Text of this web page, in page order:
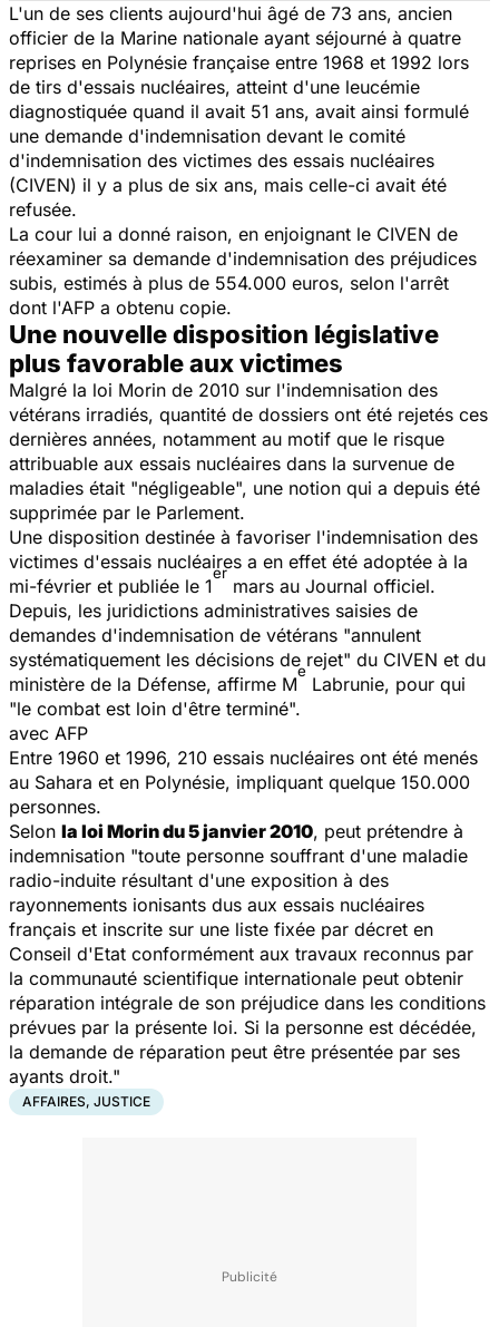
L'un de ses clients aujourd'hui âgé de 73 ans, ancien
officier de la Marine nationale ayant séjourné à quatre
reprises en Polynésie française entre 1968 et 1992 lors
de tirs d'essais nucléaires, atteint d'une leucémie
diagnostiquée quand il avait 51 ans, avait ainsi formulé
une demande d'indemnisation devant le comité
d'indemnisation des victimes des essais nucléaires
(CIVEN) il y a plus de six ans, mais celle-ci avait été
refusée.
La cour lui a donné raison, en enjoignant le CIVEN de
réexaminer sa demande d'indemnisation des préjudices
subis, estimés à plus de 554.000 euros, selon l'arrêt
dont l'AFP a obtenu copie.
Une nouvelle disposition législative
plus favorable aux victimes
Malgré la loi Morin de 2010 sur l'indemnisation des
vétérans irradiés, quantité de dossiers ont été rejetés ces
dernières années, notamment au motif que le risque
attribuable aux essais nucléaires dans la survenue de
maladies était "négligeable", une notion qui a depuis été
supprimée par le Parlement.
Une disposition destinée à favoriser l'indemnisation des
victimes d'essais nucléaires a en effet été adoptée à la
mi-février et publiée le 1
er
mars au Journal officiel.
Depuis, les juridictions administratives saisies de
demandes d'indemnisation de vétérans "annulent
systématiquement les décisions de rejet" du CIVEN et du
ministère de la Défense, affirme M
e
Labrunie, pour qui
"le combat est loin d'être terminé".
avec AFP
Entre 1960 et 1996, 210 essais nucléaires ont été menés
au Sahara et en Polynésie, impliquant quelque 150.000
personnes.
Selon la loi Morin du 5 janvier 2010, peut prétendre à
indemnisation "toute personne souffrant d'une maladie
radio-induite résultant d'une exposition à des
rayonnements ionisants dus aux essais nucléaires
français et inscrite sur une liste fixée par décret en
Conseil d'Etat conformément aux travaux reconnus par
la communauté scientifique internationale peut obtenir
réparation intégrale de son préjudice dans les conditions
prévues par la présente loi. Si la personne est décédée,
la demande de réparation peut être présentée par ses
ayants droit."
AFFAIRES, JUSTICE